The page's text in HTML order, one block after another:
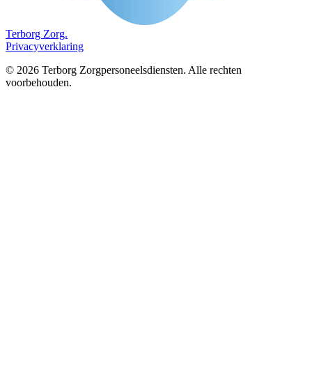
Terborg Zorg.
Privacyverklaring
© 2026 Terborg Zorgpersoneelsdiensten. Alle rechten
voorbehouden.